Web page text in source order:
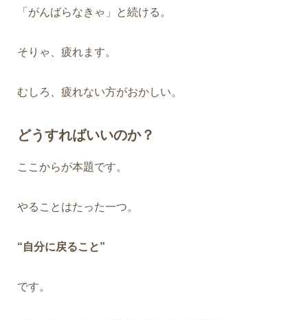
「がんばらなきゃ」と続ける。
そりゃ、疲れます。
むしろ、疲れない方がおかしい。
どうすればいいのか？
ここからが本題です。
やることはたった一つ。
“自分に戻ること”
です。